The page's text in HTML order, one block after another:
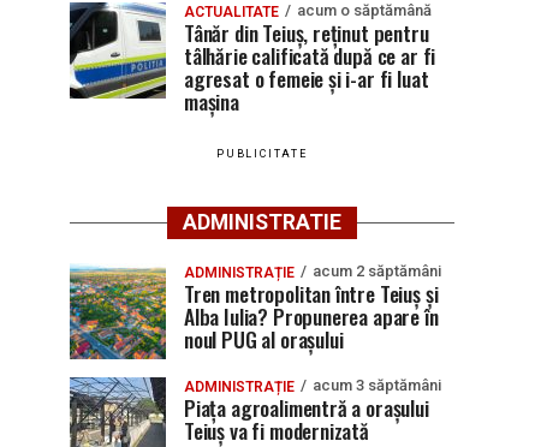
ACTUALITATE acum o săptămână
Tânăr din Teiuș, reținut pentru
tâlhărie calificată după ce ar fi
agresat o femeie și i-ar fi luat
mașina
PUBLICITATE
ADMINISTRATIE
ADMINISTRAȚIE acum 2 săptămâni
Tren metropolitan între Teiuș și
Alba Iulia? Propunerea apare în
noul PUG al orașului
ADMINISTRAȚIE acum 3 săptămâni
Piața agroalimentră a orașului
Teiuș va fi modernizată